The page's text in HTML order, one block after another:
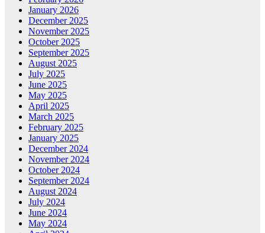
January 2026
December 2025
November 2025
October 2025
September 2025
August 2025
July 2025
June 2025
May 2025
April 2025
March 2025
February 2025
January 2025
December 2024
November 2024
October 2024
September 2024
August 2024
July 2024
June 2024
May 2024